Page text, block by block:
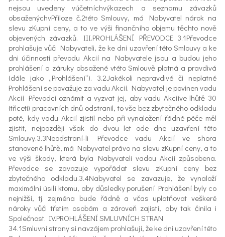
nejsou uvedeny vúčetníchvýkazech a seznamu závazků
obsaženýchvPříloze č.2této Smlouvy, má Nabyvatel nárok na
slevu zKupní ceny, a to ve výši finančního objemu těchto nově
objevených závazků. III.PROHLÁŠENÍ PŘEVODCE 3.1Převodce
prohlašuje vůči Nabyvateli, že ke dni uzavření této Smlouvy a ke
dni účinnosti převodu Akcií na Nabyvatele jsou a budou jeho
prohlášení a záruky obsažené vtéto Smlouvě platná a pravdivá
(dále jako „Prohlášení“). 3.2Jakékoli nepravdivé či neplatné
Prohlášení se považuje za vadu Akcií. Nabyvatel je povinen vadu
Akcií Převodci oznámit a vyzvat jej, aby vadu Akciíve lhůtě 30
(třiceti) pracovních dnů odstranil, to vše bez zbytečného odkladu
poté, kdy vadu Akcií zjistil nebo při vynaložení řádné péče měl
zjistit, nejpozději však do dvou let ode dne uzavření této
Smlouvy.3.3Neodstraní-li Převodce vadu Akcií ve shora
stanovené lhůtě, má Nabyvatel právo na slevu zKupní ceny, a to
ve výši škody, která byla Nabyvateli vadou Akcií způsobena.
Převodce se zavazuje vypořádat slevu zKupní ceny bez
zbytečného odkladu.3.4Nabyvatel se zavazuje, že vynaloží
maximální úsilí ktomu, aby důsledky porušení Prohlášení byly co
nejnižší, tj. zejména bude řádně a včas uplatňovat veškeré
nároky vůči třetím osobám a zároveň zajistí, aby tak činila i
Společnost. IV.PROHLÁŠENÍ SMLUVNÍCH STRAN
34.1Smluvní strany si navzájem prohlašují, že ke dni uzavření této